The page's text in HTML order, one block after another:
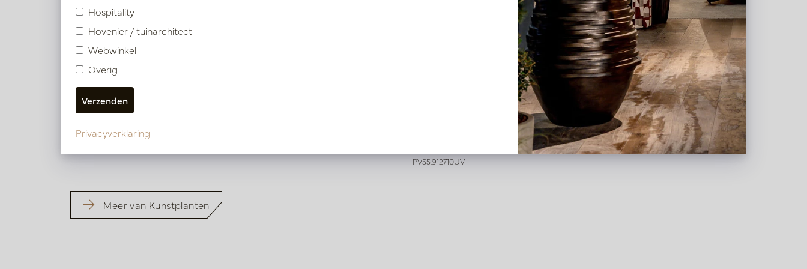
Bamboe Groen H210 D85
Op voorraad
Bamboe Plant UV Groen H230
Snel weer op voorraad,
PV55.912710UV
Bamboe Plant UV Groen H195 D80
Op voorraad
PV55.912680UV
Meer van Kunstplanten
Hospitality
Hovenier / tuinarchitect
Webwinkel
Overig
Privacyverklaring